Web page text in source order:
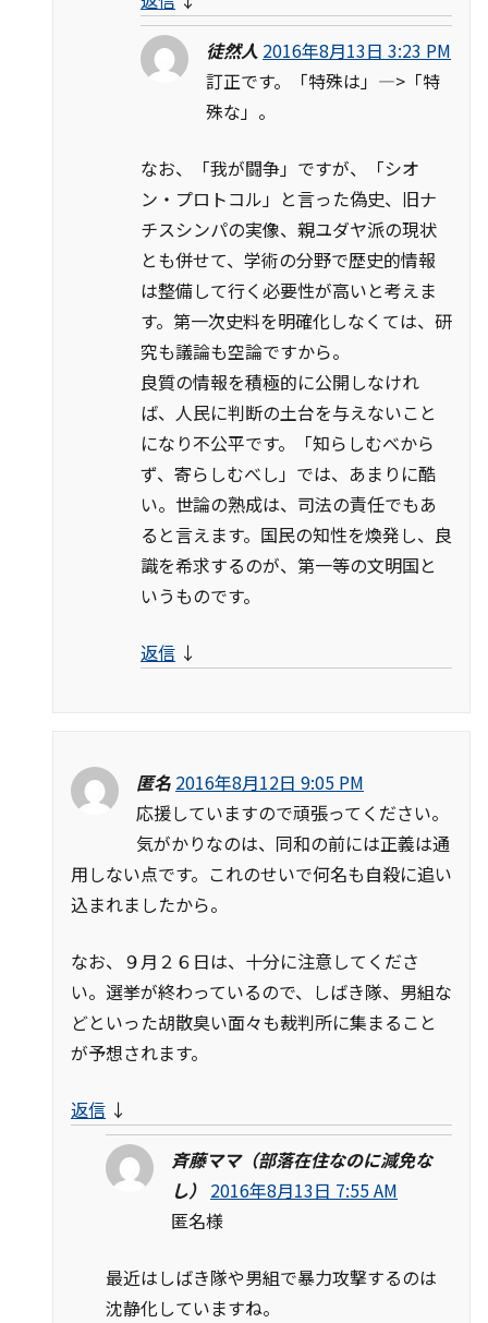
徒然人 2016年8月13日 3:23 PM
訂正です。「特殊は」—>「特
殊な」。
なお、「我が闘争」ですが、「シオ
ン・プロトコル」と言った偽史、旧ナ
チスシンパの実像、親ユダヤ派の現状
とも併せて、学術の分野で歴史的情報
は整備して行く必要性が高いと考えま
す。第一次史料を明確化しなくては、研
究も議論も空論ですから。
良質の情報を積極的に公開しなけれ
ば、人民に判断の土台を与えないこと
になり不公平です。「知らしむべから
ず、寄らしむべし」では、あまりに酷
い。世論の熟成は、司法の責任でもあ
ると言えます。国民の知性を煥発し、良
識を希求するのが、第一等の文明国と
いうものです。
返信 ↓
匿名 2016年8月12日 9:05 PM
応援していますので頑張ってください。
気がかりなのは、同和の前には正義は通
用しない点です。これのせいで何名も自殺に追い
込まれましたから。
なお、９月２６日は、十分に注意してくださ
い。選挙が終わっているので、しばき隊、男組な
どといった胡散臭い面々も裁判所に集まること
が予想されます。
返信 ↓
斉藤ママ（部落在住なのに減免な
し） 2016年8月13日 7:55 AM
匿名様
最近はしばき隊や男組で暴力攻撃するのは
沈静化していますね。